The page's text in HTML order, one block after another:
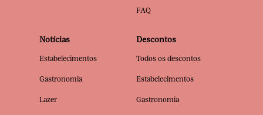
FAQ
Notícias
Estabelecimentos
Gastronomia
Lazer
Descontos
Todos os descontos
Estabelecimentos
Gastronomia